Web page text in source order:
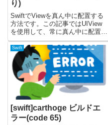
り)
SwiftでViewを真ん中に配置する
方法です。この記事ではUIView
を使用して、常に真ん中に配置す
る方法について書いています。結
論としては、Viewのcenterを指定
してあげると良いです。回転させ
た時にも、再度計算して設定して
あげると...
Swift
[swift]carthoge ビルドエ
ラー(code 65)